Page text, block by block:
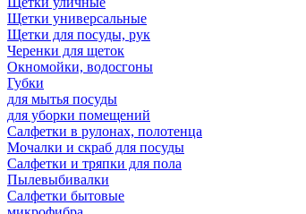
Щетки универсальные
Щетки для посуды, рук
Черенки для щеток
Окномойки, водосгоны
Губки
для мытья посуды
для уборки помещений
Салфетки в рулонах, полотенца
Мочалки и скраб для посуды
Салфетки и тряпки для пола
Пылевыбивалки
Салфетки бытовые